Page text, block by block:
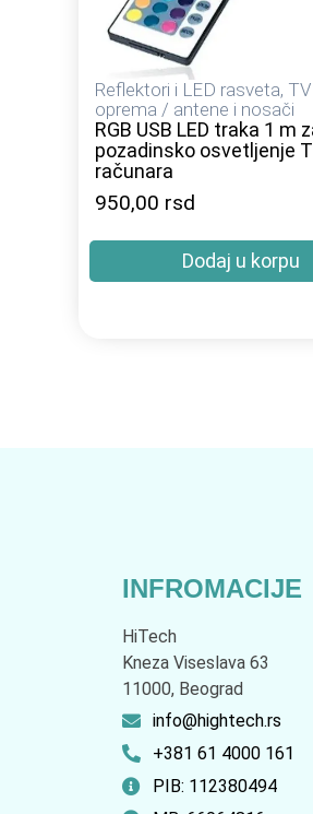
Reflektori i LED rasveta, TV
oprema / antene i nosači
RGB USB LED traka 1 m
pozadinsko osvetljenje
računara
950,00 rsd
Dodaj u korpu
INFROMACIJE
HiTech
Kneza Viseslava 63
11000, Beograd
info@hightech.rs
+381 61 4000 161
PIB: 112380494